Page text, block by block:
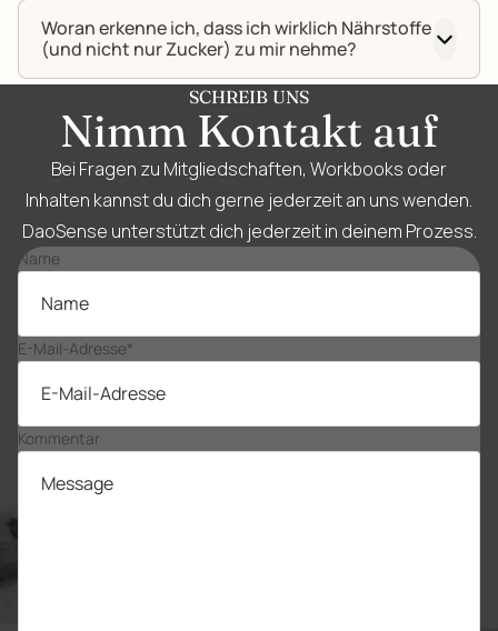
Woran erkenne ich, dass ich wirklich Nährstoffe
(und nicht nur Zucker) zu mir nehme?
SCHREIB UNS
Nimm Kontakt auf
Bei Fragen zu Mitgliedschaften, Workbooks oder
Inhalten kannst du dich gerne jederzeit an uns wenden.
DaoSense unterstützt dich jederzeit in deinem Prozess.
Name
E-Mail-Adresse*
Kommentar